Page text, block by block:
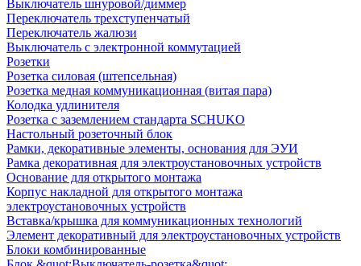
Выключатель шнуровой/диммер
Переключатель трехступенчатый
Переключатель жалюзи
Выключатель с электронной коммутацией
Розетки
Розетка силовая (штепсельная)
Розетка медная коммуникационная (витая пара)
Колодка удлинителя
Розетка с заземлением стандарта SCHUKO
Настольный розеточный блок
Рамки, декоративные элементы, основания для ЭУИ
Рамка декоративная для электроустановочных устройств
Основание для открытого монтажа
Корпус накладной для открытого монтажа
электроустановочных устройств
Вставка/крышка для коммуникационных технологий
Элемент декоративный для электроустановочных устройств
Блоки комбинированные